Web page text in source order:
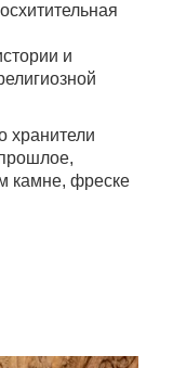
и
хранители
камне, фреске